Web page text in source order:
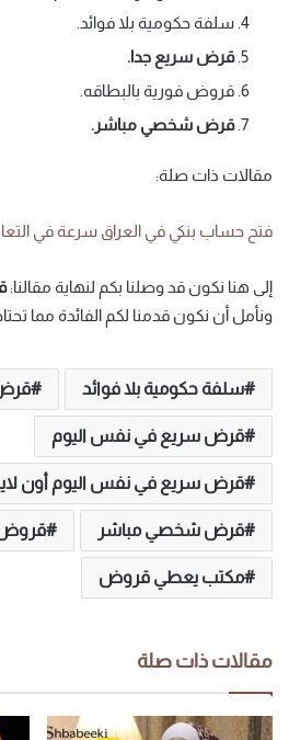
سلفة حكومية بلا فوائد.
قرض سريع جدا.
قروض فورية بالبطاقه.
قرض شخصي مباشر.
مقالات ذات صلة:
فتح حساب بنكي في العراق سرعة في
إلى هنا نكون قد وصلنا بكم لنهاية مقالنا:
ونأمل أن نكون قدمنا لكم الفائدة مما
سلفة حكومية بلا فوائد
قرض سريع في نفس اليوم
قرض سريع في نفس اليوم أون
قرض شخصي مباشر قروض
مكتب يعطي قروض
مقالات ذات صلة